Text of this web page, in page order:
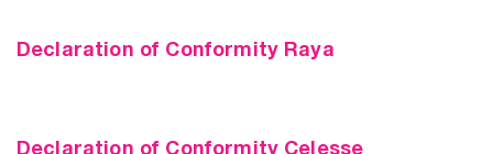
Declaration of Conformity Raya
Declaration of Conformity Celesse